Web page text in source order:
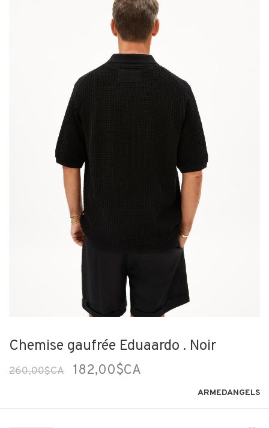
Chemise gaufrée Eduaardo . Noir
260,00$CA 182,00$CA
ARMEDANGELS